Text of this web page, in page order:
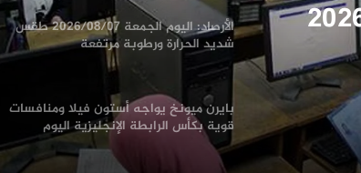
الحرارة
بايرن ميونخ يواجه أستون فيلا ومنافسات
قوية بكأس الرابطة الإنجليزية اليوم
استقرار أسعار الذهب اليوم الجمعة
جنيهًا